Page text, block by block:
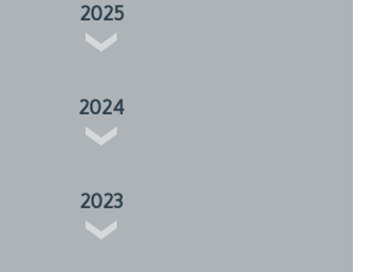
2025
2024
2023